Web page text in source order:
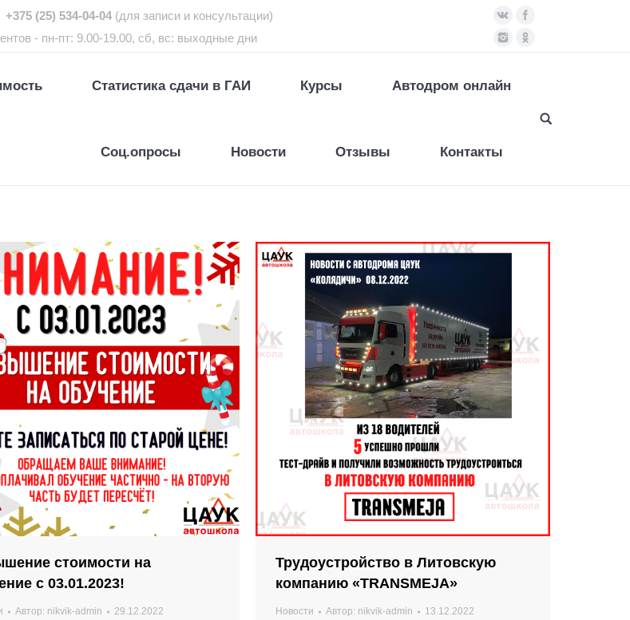
(25) 534-04-04 (для записи и консультации)
- пн-пт: 9.00-19.00, сб, вс: выходные дни
Статистика сдачи в ГАИ Курсы Автодром онлайн
Соц.опросы Новости Отзывы Контакты
стоимости на
с 03.01.2023!
Автор: nikvik-admin 29.12.2022
Трудоустройство в Литовскую
компанию «TRANSMEJA»
Новости Автор: nikvik-admin 13.12.2022